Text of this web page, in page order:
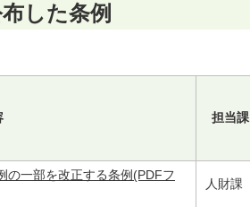
した条例
担当課
の一部を改正する条例(PDFフ
人財課